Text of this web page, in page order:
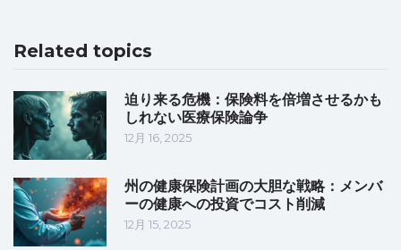
Related topics
迫り来る危機：保険料を倍増させるかも
しれない医療保険論争
12月 16, 2025
州の健康保険計画の大胆な戦略：メンバ
ーの健康への投資でコスト削減
12月 15, 2025